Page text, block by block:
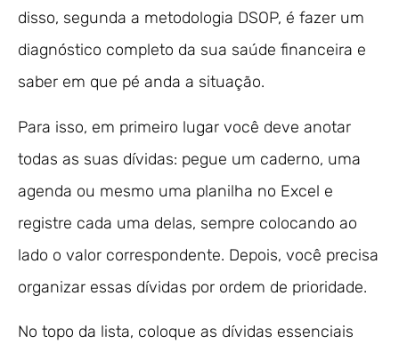
disso, segunda a metodologia DSOP, é fazer um
diagnóstico completo da sua saúde financeira e
saber em que pé anda a situação.
Para isso, em primeiro lugar você deve anotar
todas as suas dívidas: pegue um caderno, uma
agenda ou mesmo uma planilha no Excel e
registre cada uma delas, sempre colocando ao
lado o valor correspondente. Depois, você precisa
organizar essas dívidas por ordem de prioridade.
No topo da lista, coloque as dívidas essenciais